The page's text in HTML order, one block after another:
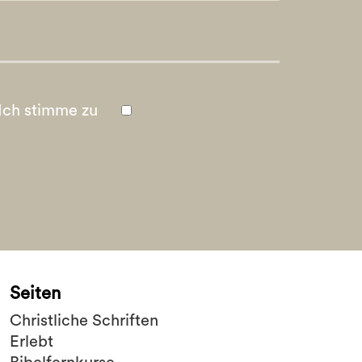
Ich stimme zu
Seiten
Christliche Schriften
Erlebt